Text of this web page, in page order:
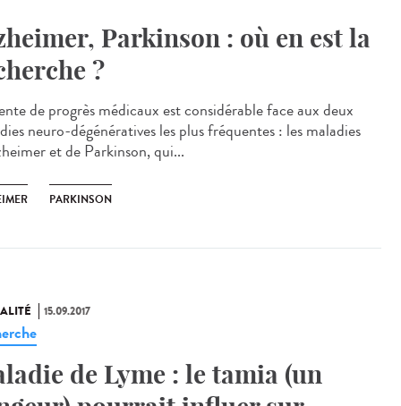
Parkinson : où en est la
?
de progrès médicaux est considérable face aux deux
neuro-dégénératives les plus fréquentes : les maladies
et de Parkinson, qui...
PARKINSON
15.09.2017
de Lyme : le tamia (un